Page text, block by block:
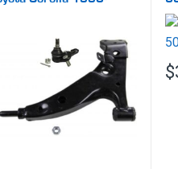
Las opciones se
$